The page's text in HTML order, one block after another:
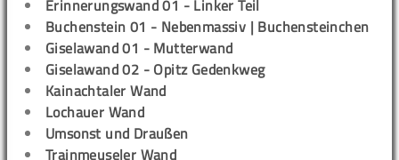
Erinnerungswand 01 - Linker Teil
Buchenstein 01 - Nebenmassiv | Buchensteinchen
Giselawand 01 - Mutterwand
Giselawand 02 - Opitz Gedenkweg
Kainachtaler Wand
Lochauer Wand
Umsonst und Draußen
Trainmeuseler Wand